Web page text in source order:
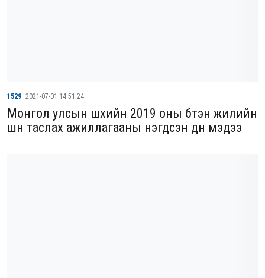
1529 2021-07-01 14:51:24
Монгол улсын шүүхийн 2019 оны бүтэн жилийн
шүүн таслах ажиллагааны нэгдсэн дүн мэдээ